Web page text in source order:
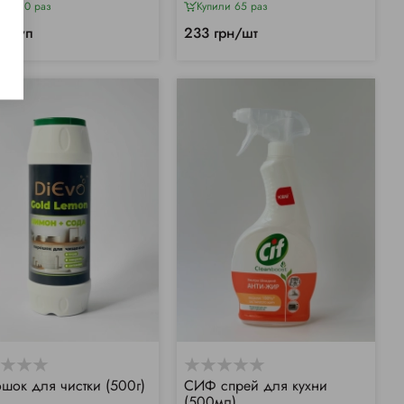
80 раз
уп
Купили 65 раз
233 грн/шт
для чистки (500г) СИФ спрей для кухни